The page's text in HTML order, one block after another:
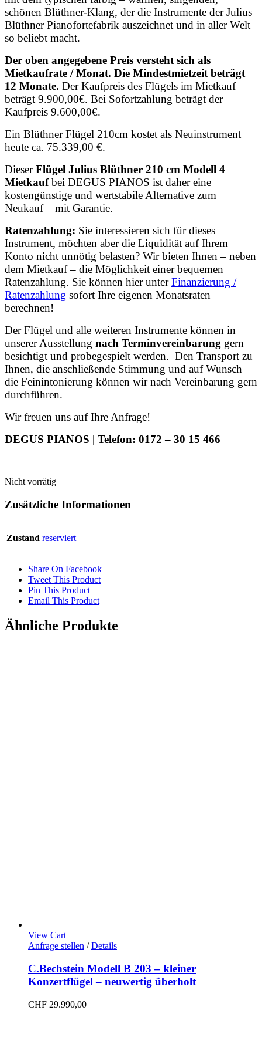
schönen Blüthner-Klang, der die Instrumente der Julius
Blüthner Pianofortefabrik auszeichnet und in aller Welt
so beliebt macht.
Der oben angegebene Preis versteht sich als
Mietkaufrate / Monat. Die Mindestmietzeit beträgt
12 Monate. Der Kaufpreis des Flügels im Mietkauf
beträgt 9.900,00€. Bei Sofortzahlung beträgt der
Kaufpreis 9.600,00€.
Ein Blüthner Flügel 210cm kostet als Neuinstrument
heute ca. 75.339,00 €.
DieserFlügel Julius Blüthner 210 cm Modell 4
Mietkaufbei DEGUS PIANOS ist daher eine
kostengünstige und wertstabile Alternative zum
Neukauf – mit Garantie.
Ratenzahlung: Sie interessieren sich für dieses
Instrument, möchten aber die Liquidität auf Ihrem
Konto nicht unnötig belasten? Wir bieten Ihnen – neben
dem Mietkauf – die Möglichkeit einer bequemen
Ratenzahlung. Sie können hier unterFinanzierung /
Ratenzahlung sofort Ihre eigenen Monatsraten
berechnen!
Der Flügel und alle weiteren Instrumente können in
unserer Ausstellung nach Terminvereinbarung gern
besichtigt und probegespielt werden. Den Transport zu
Ihnen, die anschließende Stimmung und auf Wunsch
die Feinintonierung können wir nach Vereinbarung gern
durchführen.
Wir freuen uns auf Ihre Anfrage!
DEGUS PIANOS | Telefon: 0172 – 30 15 466
Nicht vorrätig
Zusätzliche Informationen
Zustand reserviert
Share On Facebook
Tweet This Product
Pin This Product
Email This Product
Ähnliche Produkte
View Cart
Anfrage stellen / Details
C.Bechstein Modell B 203 – kleiner
Konzertflügel – neuwertig überholt
CHF 29.990,00